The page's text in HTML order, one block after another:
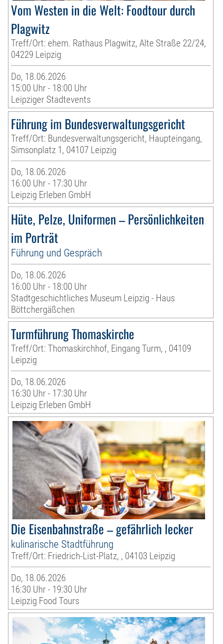
Vom Westen in die Welt: Foodtour durch
Plagwitz
Treff/Ort: ehem. Rathaus Plagwitz, Alte Straße 22/24,
04229 Leipzig
Do, 18.06.2026
15:00 Uhr - 18:00 Uhr
Leipziger Stadtevents
Führung im Bundesverwaltungsgericht
Treff/Ort: Bundesverwaltungsgericht, Haupteingang,
Simsonplatz 1, 04107 Leipzig
Do, 18.06.2026
16:00 Uhr - 17:30 Uhr
Leipzig Erleben GmbH
Hüte, Pelze, Uniformen – Persönlichkeiten
im Porträt
Führung und Gespräch
Do, 18.06.2026
16:00 Uhr - 18:00 Uhr
Stadtgeschichtliches Museum Leipzig - Haus
Böttchergäßchen
Turmführung Thomaskirche
Treff/Ort: Thomaskirchhof, Eingang Turm, , 04109
Leipzig
Do, 18.06.2026
16:30 Uhr - 17:30 Uhr
Leipzig Erleben GmbH
Die Eisenbahnstraße – gefährlich lecker
kulinarische Stadtführung
Treff/Ort: Friedrich-List-Platz, , 04103 Leipzig
Do, 18.06.2026
16:30 Uhr - 19:30 Uhr
Leipzig Food Tours